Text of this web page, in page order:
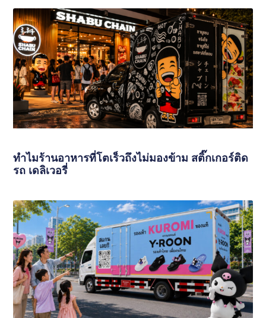
ทำไมร้านอาหารที่โตเร็วถึงไม่มองข้าม สติ๊กเกอร์ติด
รถ เดลิเวอรี่